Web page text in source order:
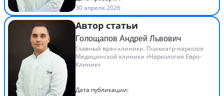
30 апреля 2026
Автор статьи
Голощапов Андрей Львович
Главный врач клиники. Психиатр-нарколог
Медицинской клиники «Наркология Евро-
Клиник»
Дата публикации: